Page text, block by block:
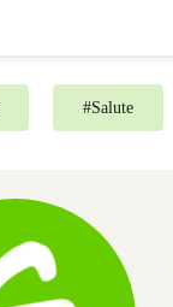
#Salute